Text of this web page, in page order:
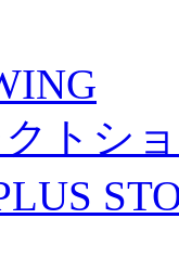
トシ